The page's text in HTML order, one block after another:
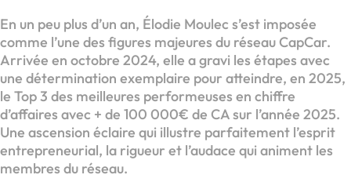
En un peu plus d’un an, Élodie Moulec s’est imposée
comme l’une des figures majeures du réseau CapCar.
Arrivée en octobre 2024, elle a gravi les étapes avec
une détermination exemplaire pour atteindre, en 2025,
le Top 3 des meilleures performeuses en chiffre
d’affaires avec + de 100 000€ de CA sur l’année 2025.
Une ascension éclaire qui illustre parfaitement l’esprit
entrepreneurial, la rigueur et l’audace qui animent les
membres du réseau.